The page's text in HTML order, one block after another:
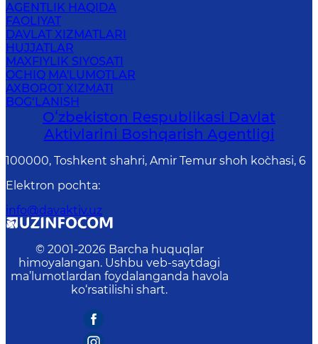
AGENTLIK HAQIDA
FAOLIYAT
DAVLAT XIZMATLARI
HUJJATLAR
MAXFIYLIK SIYOSATI
OCHIQ MA'LUMOTLAR
AXBOROT XIZMATI
BOG‘LANISH
Oʻzbekiston Respublikasi Davlat
Aktivlarini Boshqarish Agentligi
100000, Toshkent shahri, Amir Temur shoh ko`chasi, 6
Elektron pochta:
info@davaktiv.uz
© 2001-2026 Barcha huquqlar
himoyalangan. Ushbu veb-saytdagi
ma’lumotlardan foydalanganda havola
ko‘rsatilishi shart.